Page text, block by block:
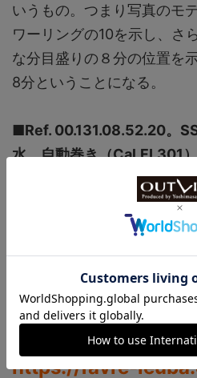
いうもの。つまり写真のモ
ワーリングの10を示し、さ
な分目盛りの８分の位置を
8分ということになる。
■Ref. 00.131.08.52.20。
水。自動巻き（Cal.FL301
ボリューム感のあるケー
め大柄の人でなくとも手首
【問い合わせ先】
スイスプライムブ
4360-8669）
https://favre-